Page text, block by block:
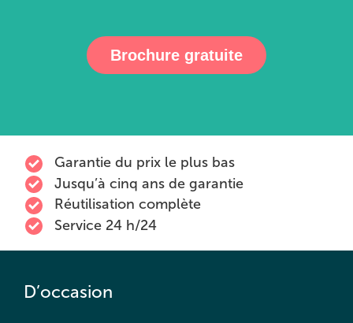
Brochure gratuite
Garantie du prix le plus bas
Jusqu’à cinq ans de garantie
Réutilisation complète
Service 24 h/24
D’occasion